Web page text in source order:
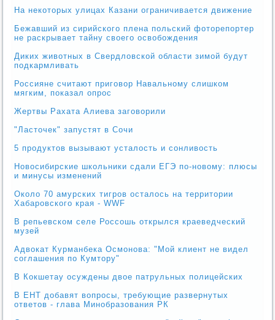
На некоторых улицах Казани ограничивается движение
Бежавший из сирийского плена польский фоторепортер
не раскрывает тайну своего освобождения
Диких животных в Свердловской области зимой будут
подкармливать
Россияне считают приговор Навальному слишком
мягким, показал опрос
Жертвы Рахата Алиева заговорили
"Ласточек" запустят в Сочи
5 продуктов вызывают усталость и сонливость
Новосибирcкие школьники сдали ЕГЭ по-новому: плюсы
и минусы изменений
Около 70 амурских тигров осталось на территории
Хабаровского края - WWF
В репьевском селе Россошь открылся краеведческий
музей
Адвокат Курманбека Осмонова: "Мой клиент не видел
соглашения по Кумтору"
В Кокшетау осуждены двое патрульных полицейских
В ЕНТ добавят вопросы, требующие развернутых
ответов - глава Минобразования РК